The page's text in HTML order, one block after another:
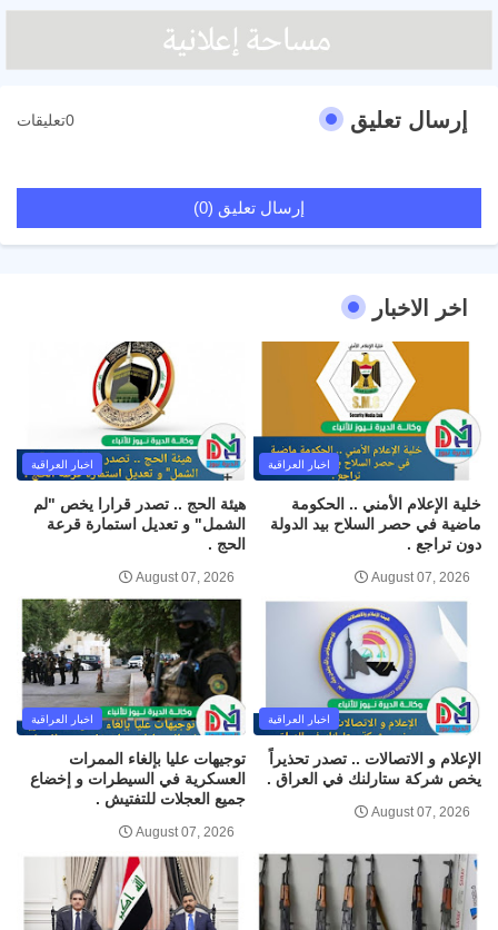
إرسال تعليق 0تعليقات
إرسال تعليق (0)
اخر الاخبار
اخبار العراقية
خلية الإعلام الأمني .. الحكومة
ماضية في حصر السلاح بيد الدولة
دون تراجع .
August 07, 2026
اخبار العراقية
هيئة الحج .. تصدر قرارا يخص "لم
الشمل" و تعديل استمارة قرعة
الحج .
August 07, 2026
اخبار العراقية
الإعلام و الاتصالات .. تصدر تحذيراً
يخص شركة ستارلنك في العراق .
August 07, 2026
اخبار العراقية
توجيهات عليا بإلغاء الممرات
العسكرية في السيطرات و إخضاع
جميع العجلات للتفتيش .
August 07, 2026